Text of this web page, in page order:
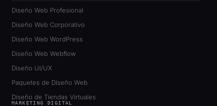
Diseño Web Profesional
Diseño Web Corporativo
Diseño Web WordPress
Diseño Web Webflow
Diseño UI/UX
Paquetes de Diseño Web
Diseño de Tiendas Virtuales
MARKETING DIGITAL